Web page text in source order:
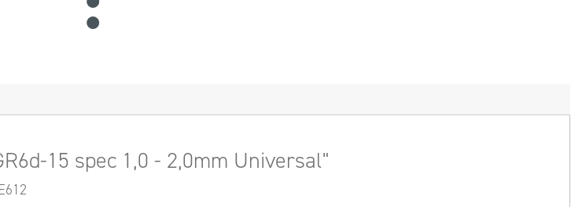
15 spec 1,0 - 2,0mm Universal"